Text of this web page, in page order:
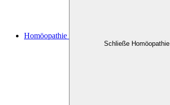
Homöopathie
Schließe Homöopathie